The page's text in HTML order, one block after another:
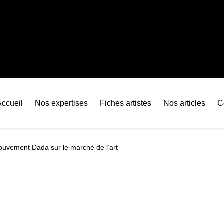
Nos expertises Fiches artistes Nos articles
Dada sur le marché de l’art